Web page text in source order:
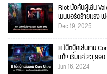
Riot บังคับผู้เล่น
เมนบอร์ดร้ายแรง เ
Dec 19, 2025
8 โน๊ตบุ๊คเล่นเกม
แท้!! เริ่มแค่
Jun 16, 2024